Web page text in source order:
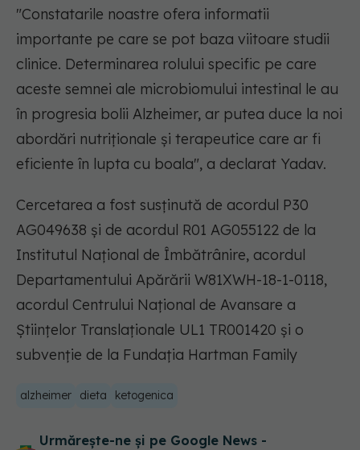
"Constatarile noastre ofera informatii
importante pe care se pot baza viitoare studii
clinice. Determinarea rolului specific pe care
aceste semnei ale microbiomului intestinal le au
în progresia bolii Alzheimer, ar putea duce la noi
abordări nutriționale și terapeutice care ar fi
eficiente în lupta cu boala", a declarat Yadav.
Cercetarea a fost susținută de acordul P30
AG049638 și de acordul R01 AG055122 de la
Institutul Național de Îmbătrânire, acordul
Departamentului Apărării W81XWH-18-1-0118,
acordul Centrului Național de Avansare a
Științelor Translaționale UL1 TR001420 și o
subvenție de la Fundația Hartman Family
alzheimer dieta ketogenica
Urmărește-ne și pe Google News -